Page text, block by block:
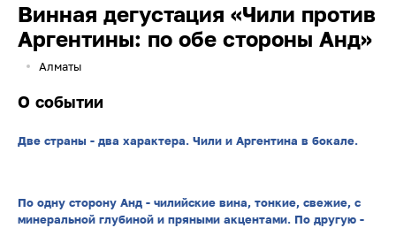
Винная дегустация «Чили против
Аргентины: по обе стороны Анд»
Алматы
О событии
Две страны - два характера. Чили и Аргентина в бокале.
По одну сторону Анд - чилийские вина, тонкие, свежие, с
минеральной глубиной и пряными акцентами. По другую -